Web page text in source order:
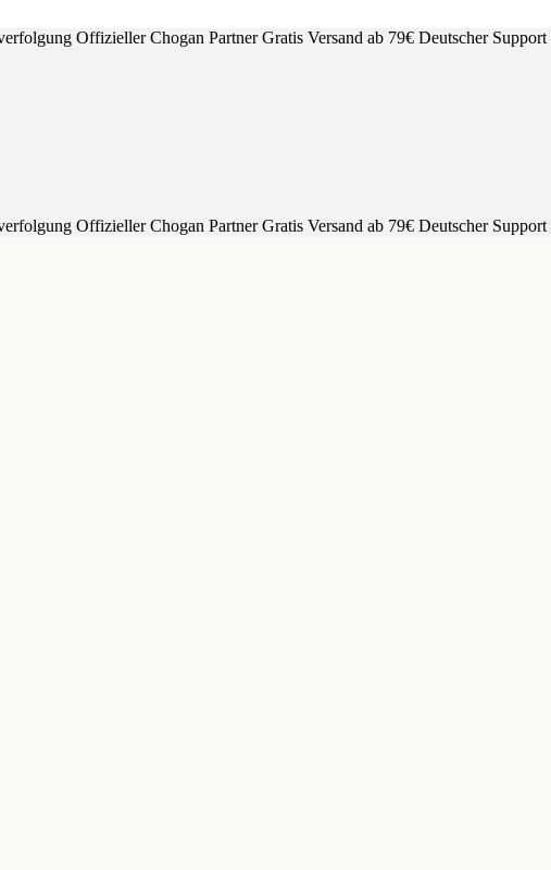
Offizieller Chogan PartnerGratis Versand ab 79€ Deutscher Support
Offizieller Chogan PartnerGratis Versand ab 79€ Deutscher Support